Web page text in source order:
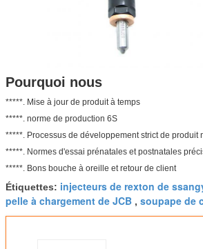
Pourquoi nous
*****. Mise à jour de produit à temps
*****. norme de production 6S
*****. Processus de développement strict de produit
*****. Normes d'essai prénatales et postnatales
*****. Bons bouche à oreille et retour de client
Étiquettes: injecteurs de rexton de
pelle à chargement de JCB , soupape de